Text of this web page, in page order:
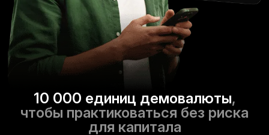
10 000 единиц демовалюты,
чтобы практиковаться без риска
для капитала